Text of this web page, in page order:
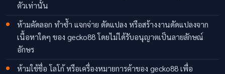
ตัวเท่านั้น
ห้ามคัดลอก ทำซ้ำ แจกจ่าย ดัดแปลง หรือสร้างงานดัดแปลงจาก
เนื้อหาใดๆ ของ gecko88 โดยไม่ได้รับอนุญาตเป็นลายลักษณ์
อักษร
ห้ามใช้ชื่อ โลโก้ หรือเครื่องหมายการค้าของ gecko88 เพื่อ